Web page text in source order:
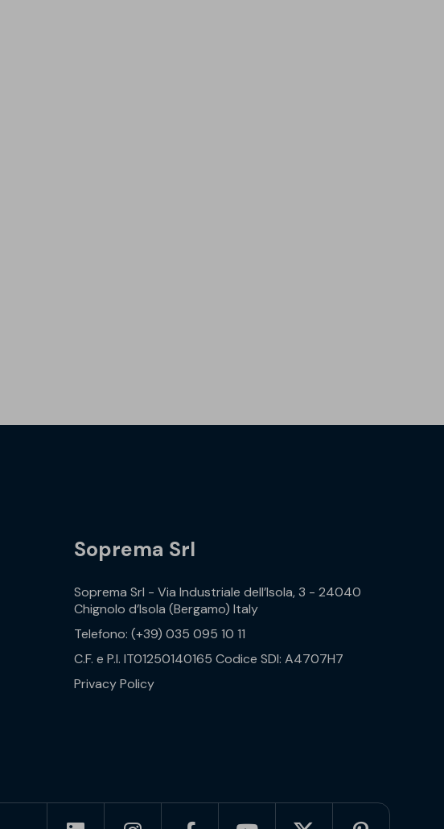
Soprema Srl
Soprema Srl - Via Industriale dell’Isola, 3 - 24040
Chignolo d’Isola (Bergamo) Italy
Telefono: (+39) 035 095 10 11
C.F. e P.I. IT01250140165 Codice SDI: A4707H7
Privacy Policy